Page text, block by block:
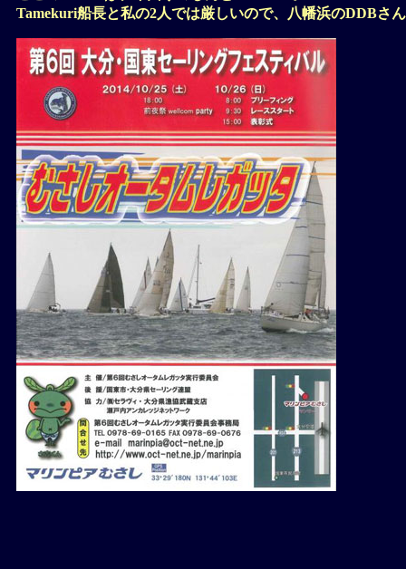
Tamekuri船長と私の2人では厳しいので、八幡浜のDDBさ